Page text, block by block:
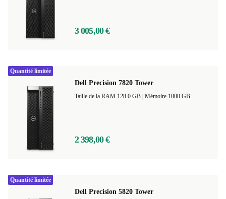
3 005,00 €
Dell Precision 7820 Tower
Mémoire 1000 GB
2 398,00 €
Quantité limitée
Dell Precision 5820 Tower
Quantité limitée